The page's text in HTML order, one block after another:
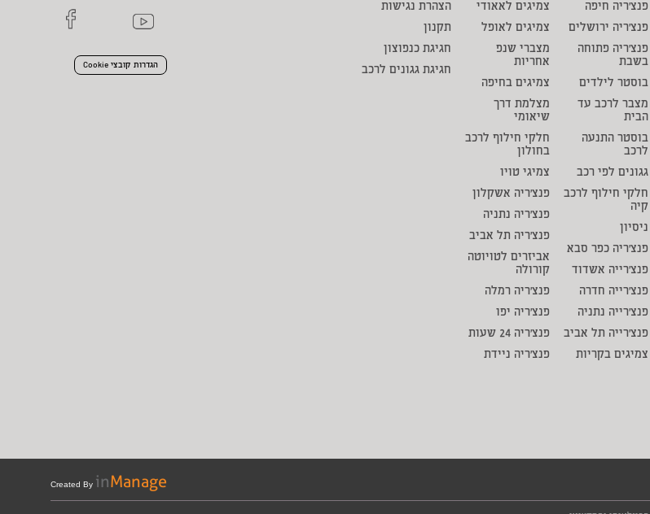
פנצ'ריה חיפה
פנצ'ריה ירושלים
פנצ'ריה פתוחה
בשבת
בוסטר לילדים
מצבר לרכב עד
הבית
בוסטר התנעה
לרכב
גגונים לפי רכב
חלקי חילוף לרכב
קיה
ניסיון
פנצ'ריה כפר סבא
פנצ'רייה אשדוד
פנצ'רייה חדרה
פנצ'רייה נתניה
פנצ'רייה תל אביב
צמיגים בקריות
צמיגים לאאודי
צמיגים לאופל
מצברי שנפ
אחריות
צמיגים בחיפה
מצלמת דרך
שיאומי
חלקי חילוף לרכב
בחולון
צמיגי טויו
פנצ'ריה אשקלון
פנצ'ריה נתניה
פנצ'ריה תל אביב
אביזרים לטויוטה
קורולה
פנצ'ריה רמלה
פנצ'ריה יפו
פנצ'ריה 24 שעות
פנצ'ריה ניידת
הצהרת נגישות
תקנון
חגיגת כנפוצון
חגיגת גגונים לרכב
הגדרות קובצי Cookie
Created By